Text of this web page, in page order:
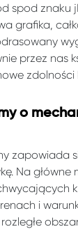
spod znaku
grafika,
przez nas
zdolności
o
zapowiada
Na główne
i